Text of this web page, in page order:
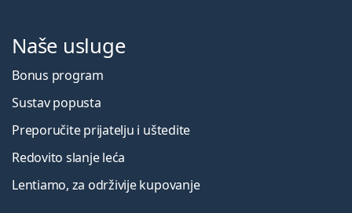
Naše usluge
Bonus program
Sustav popusta
Preporučite prijatelju i uštedite
Redovito slanje leća
Lentiamo, za održivije kupovanje